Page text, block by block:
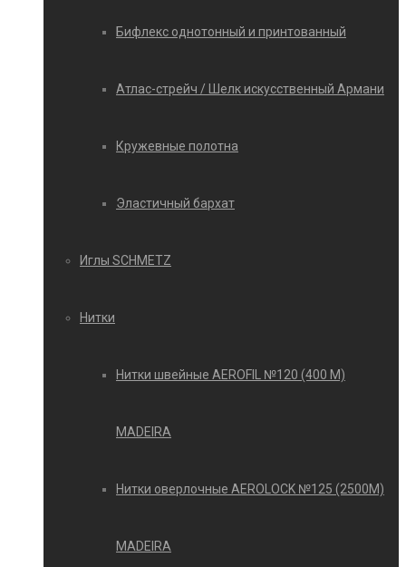
Бифлекс однотонный и принтованный
Атлас-стрейч / Шелк искусственный Армани
Кружевные полотна
Эластичный бархат
Иглы SCHMETZ
Нитки
Нитки швейные AEROFIL №120 (400 М)
MADEIRA
Нитки оверлочные AEROLOCK №125 (2500М)
MADEIRA